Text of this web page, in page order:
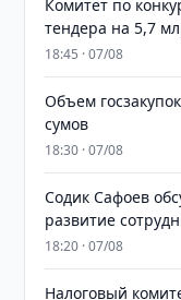
Комитет по
тендера на 5,7
18:45 · 07/08
​​​​​​​Объем
сумов
18:30 · 07/08
Содик Сафоев
развитие
18:20 · 07/08
Налоговый